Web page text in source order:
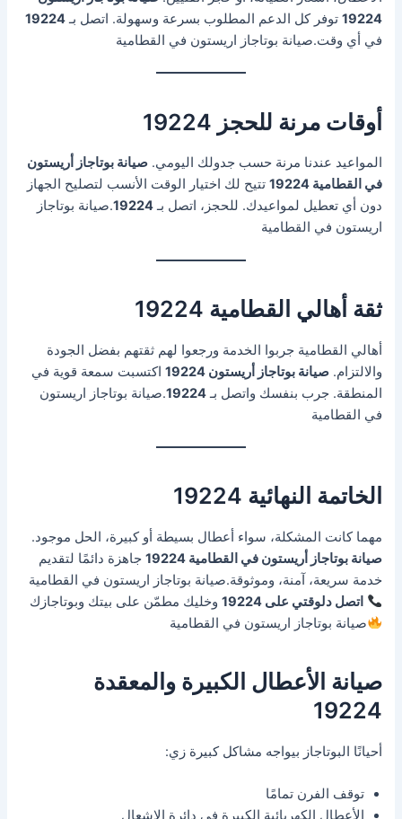
19224 توفر كل الدعم المطلوب بسرعة وسهولة. اتصل بـ19224
في أي وقت.صيانة بوتاجاز اريستون في القطامية
أوقات مرنة للحجز 19224
المواعيد عندنا مرنة حسب جدولك اليومي.صيانة بوتاجاز أريستون
في القطامية 19224
تتيح لك اختيار الوقت الأنسب لتصليح الجهاز
دون أي تعطيل لمواعيدك. للحجز، اتصل بـ19224.صيانة بوتاجاز
اريستون في القطامية
ثقة أهالي القطامية 19224
أهالي القطامية جربوا الخدمة ورجعوا لهم ثقتهم بفضل الجودة
والالتزام.صيانة بوتاجاز أريستون 19224
اكتسبت سمعة قوية في
المنطقة. جرب بنفسك واتصل بـ19224.صيانة بوتاجاز اريستون
في القطامية
الخاتمة النهائية 19224
مهما كانت المشكلة، سواء أعطال بسيطة أو كبيرة، الحل موجود.
صيانة بوتاجاز أريستون في القطامية 19224
جاهزة دائمًا لتقديم
خدمة سريعة، آمنة، وموثوقة.صيانة بوتاجاز اريستون في القطامية
اتصل دلوقتي على 19224
وخليك مطمّن على بيتك وبوتاجازك
صيانة بوتاجاز اريستون في القطامية
صيانة الأعطال الكبيرة والمعقدة
19224
أحيانًا البوتاجاز بيواجه مشاكل كبيرة زي:
توقف الفرن تمامًا
الأعطال الكهربائية الكبيرة في دائرة الإشعال